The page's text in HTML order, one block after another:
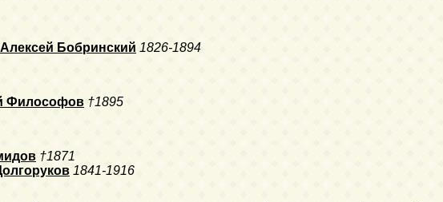
Алексей Бобринский 1826-1894
Философов †1895
†1871
1841-1916